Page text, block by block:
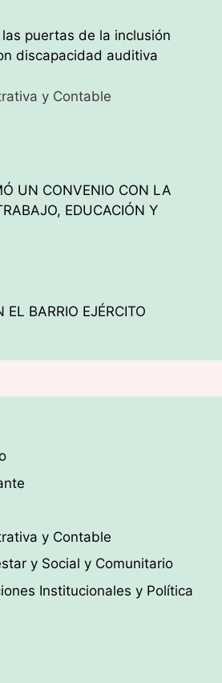
puertas de la inclusión
discapacidad auditiva
y Contable
UN CONVENIO CON LA
EDUCACIÓN Y
EL BARRIO EJÉRCITO
y Contable
y Social y Comunitario
Institucionales y Política